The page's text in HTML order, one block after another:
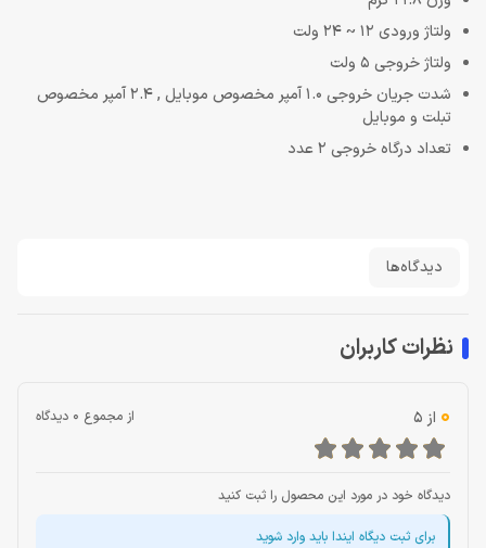
ولتاژ ورودی 12 ~ 24 ولت
ولتاژ خروجی 5 ولت
شدت جریان خروجی 1.0 آمپر مخصوص موبایل , 2.4 آمپر مخصوص
تبلت و موبایل
تعداد درگاه خروجی 2 عدد
دیدگاه‌ها
نظرات کاربران
0 از 5 از مجموع 0 دیدگاه
دیدگاه خود در مورد این محصول را ثبت کنید
برای ثبت دیگاه ایندا باید وارد شوید